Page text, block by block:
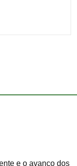
e o avanço dos